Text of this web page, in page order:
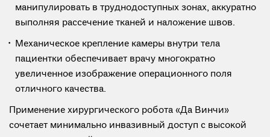
манипулировать в труднодоступных зонах, аккуратно
выполняя рассечение тканей и наложение швов.
Механическое крепление камеры внутри тела
пациентки обеспечивает врачу многократно
увеличенное изображение операционного поля
отличного качества.
Применение хирургического робота «Да Винчи»
сочетает минимально инвазивный доступ с высокой